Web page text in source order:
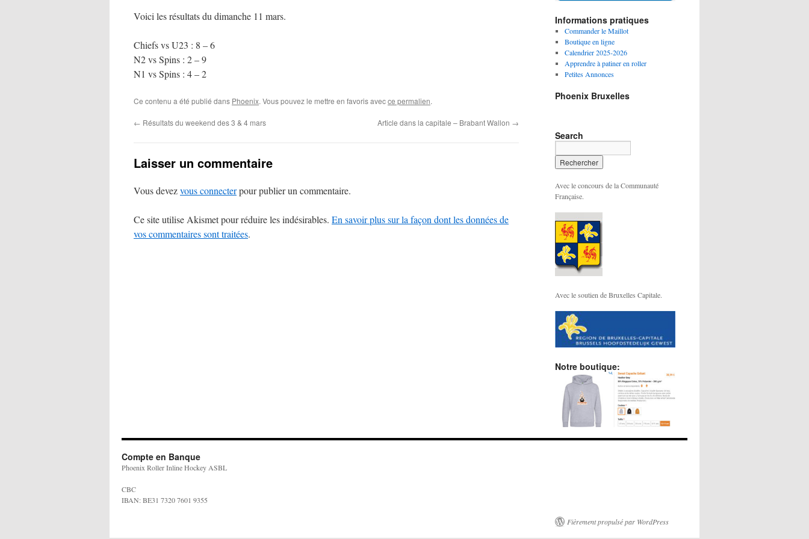
Voici les résultats du dimanche 11 mars.
Chiefs vs U23 : 8 – 6
N2 vs Spins : 2 – 9
N1 vs Spins : 4 – 2
Ce contenu a été publié dans Phoenix. Vous pouvez le mettre en favoris avecce permalien.
← Résultats du weekend des 3 & 4 mars Article dans la capitale – Brabant Wallon →
Laisser un commentaire
Vous devezvous connecterpour publier un commentaire.
Ce site utilise Akismet pour réduire les indésirables. En savoir plus sur la façon dont les données de
vos commentaires sont traitées.
Informations pratiques
Commander le Maillot
Boutique en ligne
Calendrier 2025-2026
Apprendre à patiner en roller
Petites Annonces
Phoenix Bruxelles
Search
Avec le concours de la Communauté
Française.
Avec le soutien de Bruxelles Capitale.
Notre boutique:
Compte en Banque
Phoenix Roller Inline Hockey ASBL
CBC
IBAN: BE31 7320 7601 9355
Fièrement propulsé par WordPress